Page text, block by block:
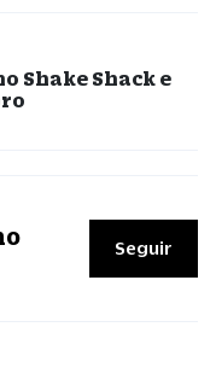
Shake Shack e
Seguir